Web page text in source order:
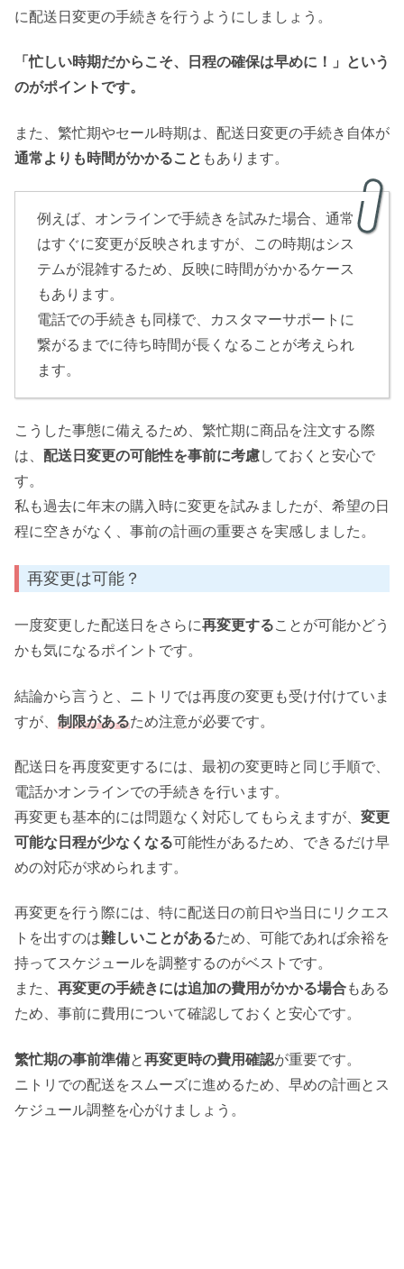
に配送日変更の手続きを行うようにしましょう。
「忙しい時期だからこそ、日程の確保は早めに！」という
のがポイントです。
また、繁忙期やセール時期は、配送日変更の手続き自体が
通常よりも時間がかかること もあります。
例えば、オンラインで手続きを試みた場合、通常
はすぐに変更が反映されますが、この時期はシス
テムが混雑するため、反映に時間がかかるケース
もあります。
電話での手続きも同様で、カスタマーサポートに
繋がるまでに待ち時間が長くなることが考えられ
ます。
こうした事態に備えるため、繁忙期に商品を注文する際
は、 配送日変更の可能性を事前に考慮しておくと安心で
す。
私も過去に年末の購入時に変更を試みましたが、希望の日
程に空きがなく、事前の計画の重要さを実感しました。
再変更は可能？
一度変更した配送日をさらに再変更することが可能かどう
かも気になるポイントです。
結論から言うと、ニトリでは再度の変更も受け付けていま
すが、 制限があるため注意が必要です。
配送日を再度変更するには、最初の変更時と同じ手順で、
電話かオンラインでの手続きを行います。
再変更も基本的には問題なく対応してもらえますが、 変更
可能な日程が少なくなる可能性があるため、できるだけ早
めの対応が求められます。
再変更を行う際には、特に配送日の前日や当日にリクエス
トを出すのは難しいことがあるため、可能であれば余裕を
持ってスケジュールを調整するのがベストです。
また、 再変更の手続きには追加の費用がかかる場合もある
ため、事前に費用について確認しておくと安心です。
繁忙期の事前準備と再変更時の費用確認が重要です。
ニトリでの配送をスムーズに進めるため、早めの計画とス
ケジュール調整を心がけましょう。